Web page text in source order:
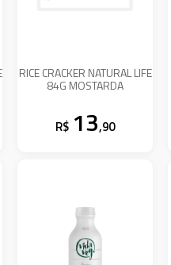
RICE CRACKER NATURAL LIFE
84G MOSTARDA
R$ 13,90